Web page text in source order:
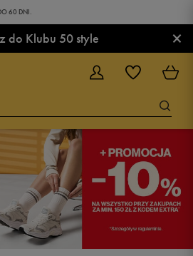
60 DNI.
do Klubu 50 style ×